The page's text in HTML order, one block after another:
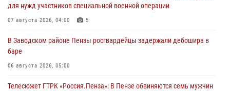
для нужд участников специальной военной операции
07 августа 2026, 04:00 5
В Заводском районе Пензы росгвардейцы задержали дебошира в
баре
06 августа 2026, 05:00
Телесюжет ГТРК «Россия.Пенза»: В Пензе обвиняются семь мужчин